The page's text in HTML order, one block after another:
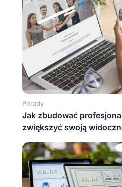
Porady
Jak zbudować
zwiększyć swoją